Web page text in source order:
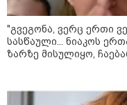
"გვეგონა, ვერც ერთი
სასწაული... ნიაკოს
ზარზე მისულიყო,